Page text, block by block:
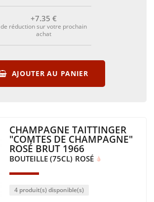
+7.35 €
de réduction sur votre prochain
achat
AJOUTER AU PANIER
CHAMPAGNE TAITTINGER
"COMTES DE CHAMPAGNE"
ROSÉ BRUT 1966
BOUTEILLE (75CL) ROSÉ
4 produit(s) disponible(s)